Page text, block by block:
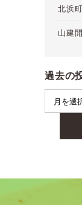
北浜
山建
過去の